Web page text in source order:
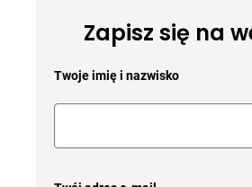
Zapisz się na
Twoje imię i nazwisko